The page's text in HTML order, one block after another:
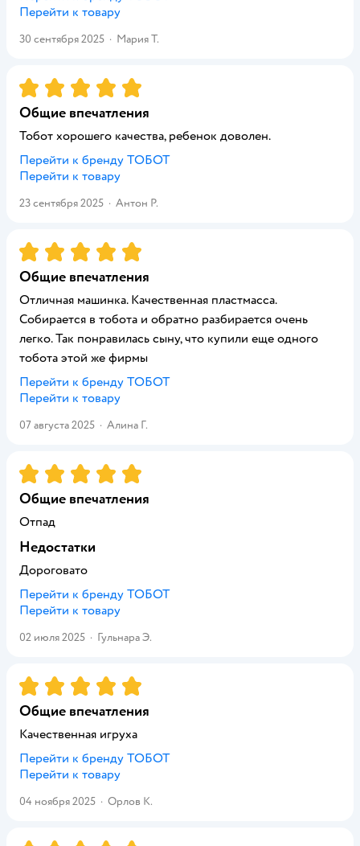
Перейти к товару
30 сентября 2025 · Мария Т.
Рейтинг:5
Общие впечатления
Тобот хорошего качества, ребенок доволен.
Перейти к бренду ТОБОТ
Перейти к товару
23 сентября 2025 · Антон Р.
Рейтинг:5
Общие впечатления
Отличная машинка. Качественная пластмасса.
Собирается в тобота и обратно разбирается очень
легко. Так понравилась сыну, что купили еще одного
тобота этой же фирмы
Перейти к бренду ТОБОТ
Перейти к товару
07 августа 2025 · Алина Г.
Рейтинг:5
Общие впечатления
Отпад
Недостатки
Дороговато
Перейти к бренду ТОБОТ
Перейти к товару
02 июля 2025 · Гульнара Э.
Рейтинг:5
Общие впечатления
Качественная игруха
Перейти к бренду ТОБОТ
Перейти к товару
04 ноября 2025 · Орлов К.